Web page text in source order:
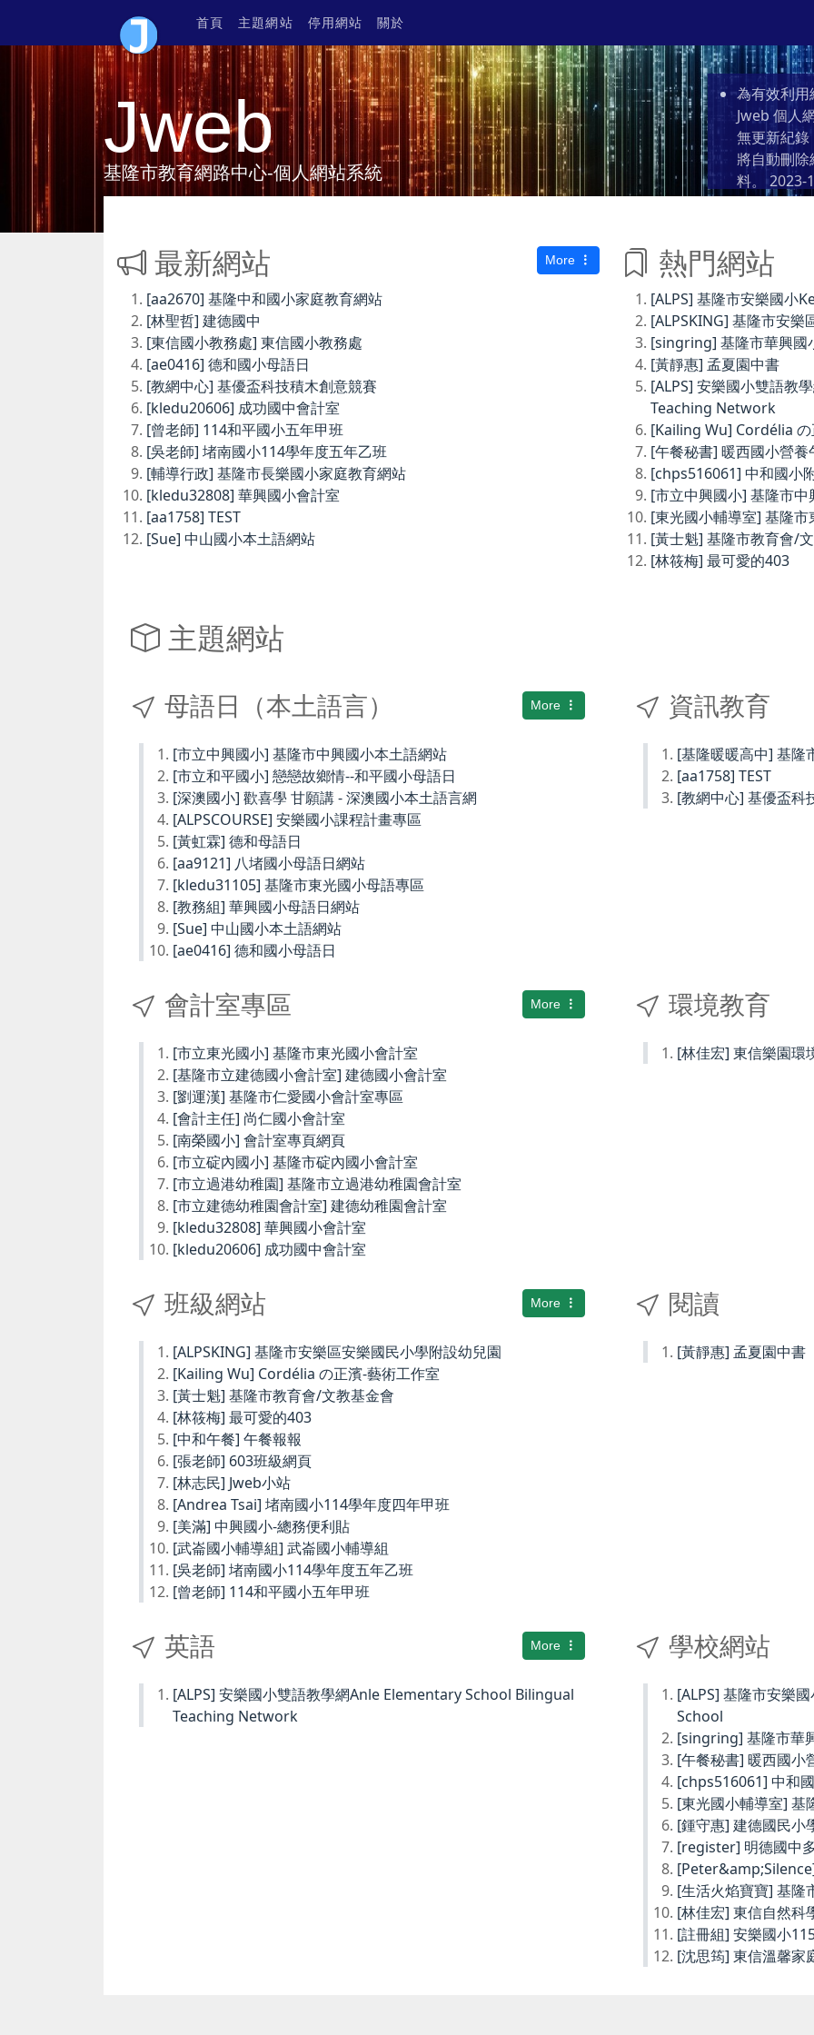
首頁 主題網站 停用網站 關於
Jweb
基隆市教育網路中心-個人網站系統
為有效利
Jweb 個人
無更新紀
將自動刪
料。 2023-
最新網站 More
[aa2670] 基隆中和國小家庭教育網站
[林聖哲] 建德國中
[東信國小教務處] 東信國小教務處
[ae0416] 德和國小母語日
[教網中心] 基優盃科技積木創意競賽
[kledu20606] 成功國中會計室
[曾老師] 114和平國小五年甲班
[吳老師] 堵南國小114學年度五年乙班
[輔導行政] 基隆市長樂國小家庭教育網站
[kledu32808] 華興國小會計室
[aa1758] TEST
[Sue] 中山國小本土語網站
熱門網站
[ALPS] 基隆市安樂國小
[ALPSKING] 基隆市安樂
[singring] 基隆市華興國
[黃靜惠] 孟夏園中書
[ALPS] 安樂國小雙語教
Teaching Network
[Kailing Wu] Cordélia
[午餐秘書] 暖西國小營養
[chps516061] 中和國小
[市立中興國小] 基隆市
[東光國小輔導室] 基隆
[黃士魁] 基隆市教育會/
[林筱梅] 最可愛的403
主題網站
More
母語日（本土語言）
[市立中興國小] 基隆市中興國小本土語網站
[市立和平國小] 戀戀故鄉情--和平國小母語日
[深澳國小] 歡喜學 甘願講 - 深澳國小本土語言網
[ALPSCOURSE] 安樂國小課程計畫專區
[黃虹霖] 德和母語日
[aa9121] 八堵國小母語日網站
[kledu31105] 基隆市東光國小母語專區
[教務組] 華興國小母語日網站
[Sue] 中山國小本土語網站
[ae0416] 德和國小母語日
資訊教育
[基隆暖暖高中] 基隆
[aa1758] TEST
[教網中心] 基優盃科
More
會計室專區
[市立東光國小] 基隆市東光國小會計室
[基隆市立建德國小會計室] 建德國小會計室
[劉運漢] 基隆市仁愛國小會計室專區
[會計主任] 尚仁國小會計室
[南榮國小] 會計室專頁網頁
[市立碇內國小] 基隆市碇內國小會計室
[市立過港幼稚園] 基隆市立過港幼稚園會計室
[市立建德幼稚園會計室] 建德幼稚園會計室
[kledu32808] 華興國小會計室
[kledu20606] 成功國中會計室
環境教育
[林佳宏] 東信樂園環
More
班級網站
[ALPSKING] 基隆市安樂區安樂國民小學附設幼兒園
[Kailing Wu] Cordélia の正濱-藝術工作室
[黃士魁] 基隆市教育會/文教基金會
[林筱梅] 最可愛的403
[中和午餐] 午餐報報
[張老師] 603班級網頁
[林志民] Jweb小站
[Andrea Tsai] 堵南國小114學年度四年甲班
[美滿] 中興國小-總務便利貼
[武崙國小輔導組] 武崙國小輔導組
[吳老師] 堵南國小114學年度五年乙班
[曾老師] 114和平國小五年甲班
閱讀
[黃靜惠] 孟夏園中書
More
英語
[ALPS] 安樂國小雙語教學網Anle Elementary School Bilingual
Teaching Network
學校網站
[ALPS] 基隆市安樂
School
[singring] 基隆市華
[午餐秘書] 暖西國小
[chps516061] 中和
[東光國小輔導室] 基
[鍾守惠] 建德國民小
[register] 明德國中
[生活火焰寶寶] 基隆
[林佳宏] 東信自然科
[註冊組] 安樂國小
[沈思筠] 東信溫馨家